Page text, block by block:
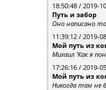
18:50:48 / 2019-
Путь и забор
Оно написано
11:39:12 / 2019-
Мой путь из
Михаил 'Как я
17:26:16 / 2019-
Мой путь из
Никогда там не